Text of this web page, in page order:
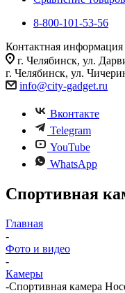
8-800-101-53-56
Контактная информация
г. Челябинск, ул.
г. Челябинск, ул.
info@city-gadget.ru
Вконтакте
Telegram
YouTube
WhatsApp
Спортивная
Главная
-
Фото и видео
-
Камеры
-Спортивная камера